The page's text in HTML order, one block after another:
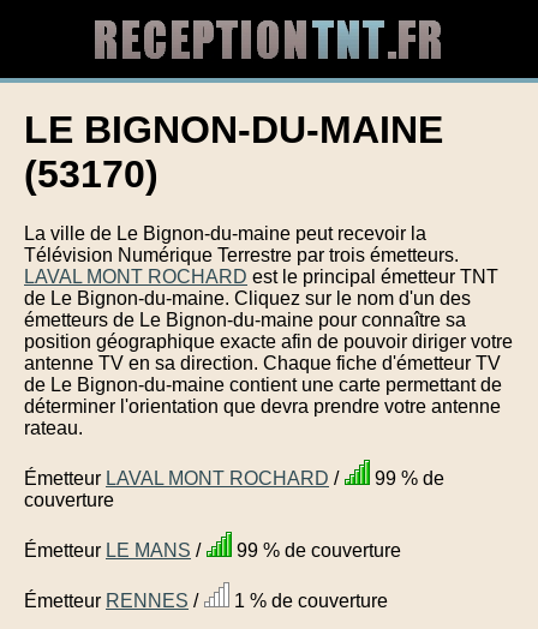
LE BIGNON-DU-MAINE
(53170)
La ville de Le Bignon-du-maine peut recevoir la
Télévision Numérique Terrestre par trois émetteurs.
LAVAL MONT ROCHARD est le principal émetteur TNT
de Le Bignon-du-maine. Cliquez sur le nom d'un des
émetteurs de Le Bignon-du-maine pour connaître sa
position géographique exacte afin de pouvoir diriger votre
antenne TV en sa direction. Chaque fiche d'émetteur TV
de Le Bignon-du-maine contient une carte permettant de
déterminer l'orientation que devra prendre votre antenne
rateau.
Émetteur LAVAL MONT ROCHARD /
99 % de
couverture
Émetteur LE MANS / 99 % de couverture
Émetteur RENNES /
1 % de couverture